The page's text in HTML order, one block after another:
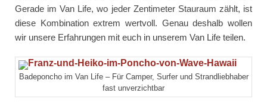
Gerade im Van Life, wo jeder Zentimeter Stauraum zählt, ist
diese Kombination extrem wertvoll. Genau deshalb wollen
wir unsere Erfahrungen mit euch in unserem Van Life teilen.
Badeponcho im Van Life – Für Camper, Surfer und Strandliebhaber
fast unverzichtbar